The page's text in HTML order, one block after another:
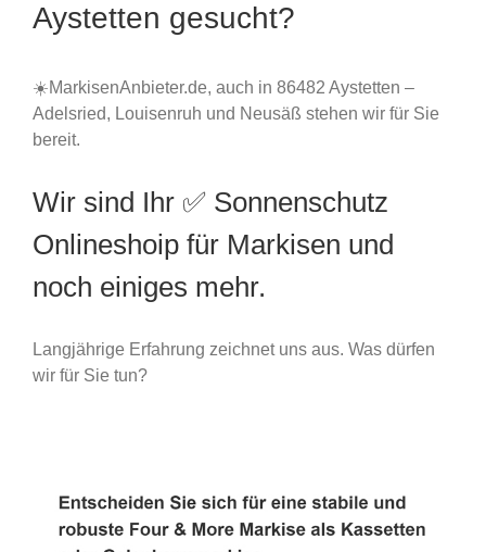
Aystetten gesucht?
☀️MarkisenAnbieter.de, auch in 86482 Aystetten –
Adelsried, Louisenruh und Neusäß stehen wir für Sie
bereit.
Wir sind Ihr ✅ Sonnenschutz
Onlineshoip für Markisen und
noch einiges mehr.
Langjährige Erfahrung zeichnet uns aus. Was dürfen
wir für Sie tun?